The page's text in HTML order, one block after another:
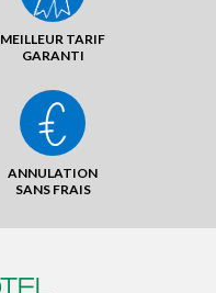
MEILLEUR TARIF
GARANTI
ANNULATION
SANS FRAIS